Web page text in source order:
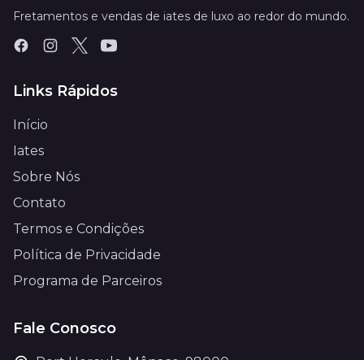
Fretamentos e vendas de iates de luxo ao redor do mundo.
Links Rápidos
Início
Iates
Sobre Nós
Contato
Termos e Condições
Política de Privacidade
Programa de Parceiros
Fale Conosco